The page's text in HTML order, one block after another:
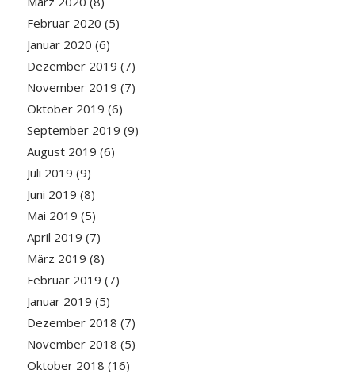
Februar 2020 (5)
Januar 2020 (6)
Dezember 2019 (7)
November 2019 (7)
Oktober 2019 (6)
September 2019 (9)
August 2019 (6)
Juli 2019 (9)
Juni 2019 (8)
Mai 2019 (5)
April 2019 (7)
März 2019 (8)
Februar 2019 (7)
Januar 2019 (5)
Dezember 2018 (7)
November 2018 (5)
Oktober 2018 (16)